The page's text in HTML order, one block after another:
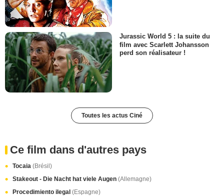
Jurassic World 5 : la suite du
film avec Scarlett Johansson
perd son réalisateur !
Toutes les actus Ciné
Ce film dans d'autres pays
Tocaia (Brésil)
Stakeout - Die Nacht hat viele Augen (Allemagne)
Procedimiento ilegal (Espagne)